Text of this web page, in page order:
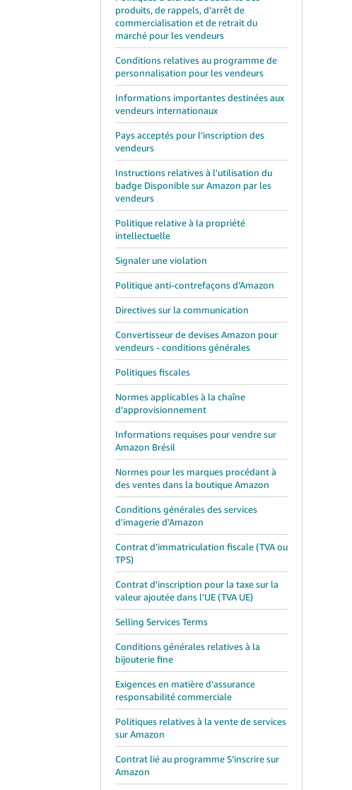
produits, de rappels, d’arrêt de
commercialisation et de retrait du
marché pour les vendeurs
Conditions relatives au programme de
personnalisation pour les vendeurs
Informations importantes destinées aux
vendeurs internationaux
Pays acceptés pour l’inscription des
vendeurs
Instructions relatives à l'utilisation du
badge Disponible sur Amazon par les
vendeurs
Politique relative à la propriété
intellectuelle
Signaler une violation
Politique anti-contrefaçons d’Amazon
Directives sur la communication
Convertisseur de devises Amazon pour
vendeurs - conditions générales
Politiques fiscales
Normes applicables à la chaîne
d’approvisionnement
Informations requises pour vendre sur
Amazon Brésil
Normes pour les marques procédant à
des ventes dans la boutique Amazon
Conditions générales des services
d'imagerie d'Amazon
Contrat d’immatriculation fiscale (TVA ou
TPS)
Contrat d'inscription pour la taxe sur la
valeur ajoutée dans l'UE (TVA UE)
Selling Services Terms
Conditions générales relatives à la
bijouterie fine
Exigences en matière d’assurance
responsabilité commerciale
Politiques relatives à la vente de services
sur Amazon
Contrat lié au programme S’inscrire sur
Amazon